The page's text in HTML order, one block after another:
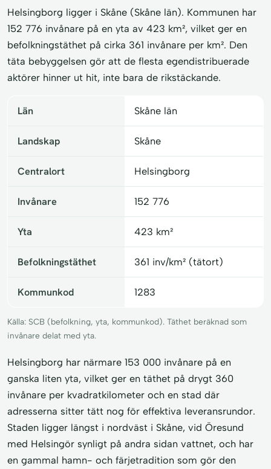
Helsingborg ligger i Skåne (Skåne län). Kommunen har
152 776 invånare på en yta av 423 km², vilket ger en
befolkningstäthet på cirka 361 invånare per km². Den
täta bebyggelsen gör att de flesta egendistribuerade
aktörer hinner ut hit, inte bara de rikstäckande.
Län Skåne län
Landskap Skåne
Centralort Helsingborg
Invånare 152 776
Yta 423 km²
Befolkningstäthet 361 inv/km² (tätort)
Kommunkod 1283
Källa: SCB (befolkning, yta, kommunkod). Täthet beräknad som
invånare delat med yta.
Helsingborg har närmare 153 000 invånare på en
ganska liten yta, vilket ger en täthet på drygt 360
invånare per kvadratkilometer och en stad där
adresserna sitter tätt nog för effektiva leveransrundor.
Staden ligger längst i nordväst i Skåne, vid Öresund
med Helsingör synligt på andra sidan vattnet, och har
en gammal hamn- och färjetradition som gör den